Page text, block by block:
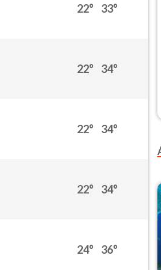
22° 33°
22° 34°
22° 34°
22° 34°
24° 36°